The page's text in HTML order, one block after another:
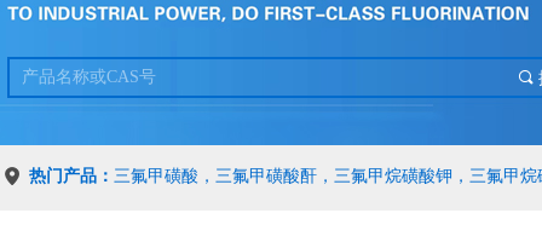
끠
热门产品： 三氟甲磺酸，三氟甲磺酸酐，三氟甲烷磺酸钾，三氟甲